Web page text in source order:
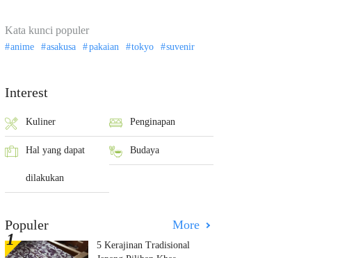
Kata kunci populer
anime asakusa pakaian tokyo suvenir
Interest
Kuliner Penginapan
Hal yang dapat
dilakukan
Budaya
Populer More
5 Kerajinan Tradisional